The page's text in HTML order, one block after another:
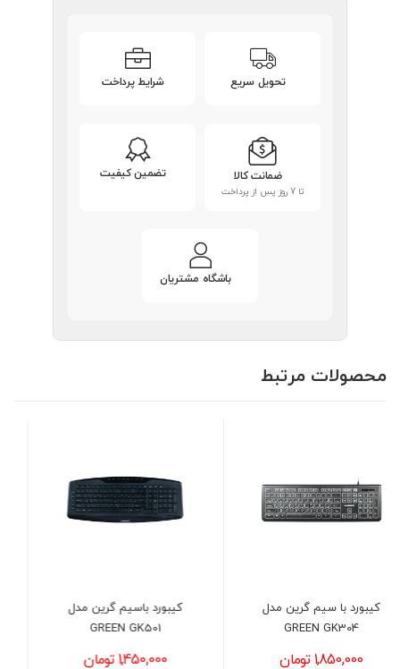
تحویل سریع شرایط پرداخت
ضمانت کالا
تا 7 روز پس از پرداخت
تضمین کیفیت
باشگاه مشتریان
محصولات مرتبط
کیبورد باسیم گرین مدل
GREEN GK501
1,450,000 تومان
کیبورد با سیم گرین مدل
GREEN GK502
1,870,000 تومان